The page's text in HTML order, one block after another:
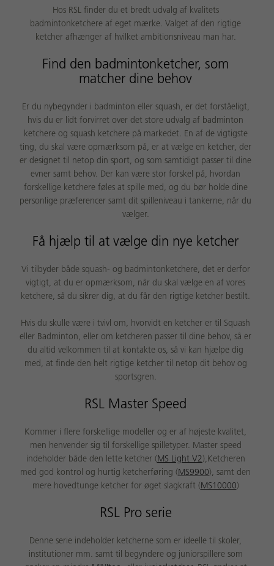
Hos RSL finder du et bredt udvalg af kvalitets
badmintonketchere af eget mærke. Valget af den rigtige
ketcher afhænger af hvilket ambitionsniveau man har.
Find den badmintonketcher, som
matcher dine behov
Er du nybegynder i badminton eller squash, er det forståeligt,
hvis du er lidt forvirret over det store udvalg af badminton
ketchere og squash ketchere på markedet. En af de vigtigste
ting, du skal være opmærksom på, er at vælge en ketcher, der
er designet til netop din sport, og som samtidigt passer til dine
evner samt behov. Der kan være stor forskel på, hvordan
forskellige ketchere føles at spille med, og du bør holde dine
personlige præferencer samt dit spilleniveau i tankerne, når du
vælger.
Få hjælp til at vælge din nye ketcher
Vi tilbyder både squash- og badmintonketchere, det er derfor
vigtigt, at du er opmærksom, når du skal vælge en af vores
ketchere, så du sikrer dig, at du får den rigtige ketcher bestilt.
Hvis du skulle være i tvivl om, hvorvidt en ketcher er til Squash
eller Badminton, eller om ketcheren passer til dine behov, så er
du altid velkommen til at kontakte os, så vi kan hjælpe dig
med, at finde den helt rigtige ketcher til netop dit behov og
sportsgren.
RSL Master Speed
Kommer i flere forskellige modeller og er af højeste kvalitet,
men henvender sig til forskellige spilletyper. Master speed
indeholder både den lette ketcher (MS Light V2),Ketcheren
med god kontrol og hurtig ketcherføring (MS9900), samt den
mere hovedtunge ketcher for øget slagkraft (MS10000)
RSL Pro serie
Denne serie indeholder ketcherne som er ideelle til skoler,
institutioner mm. samt til begyndere og juniorspillere som